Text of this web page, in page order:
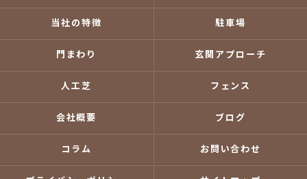
当社の特徴 駐車場
門まわり 玄関アプローチ
人工芝 フェンス
会社概要 ブログ
コラム お問い合わせ